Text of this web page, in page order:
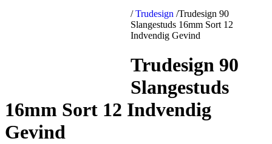
/ Trudesign /Trudesign 90
Slangestuds 16mm Sort 12
Indvendig Gevind
Trudesign 90
Slangestuds
16mm Sort 12 Indvendig
Gevind